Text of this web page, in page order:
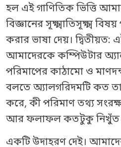
হল এই গাণিতিক ভিত্তি
বিজ্ঞানের সূক্ষ্মাতিসূক্ষ্ম বিষয়
করার ভাষা দেয়। দ্বিতীয়ত:
আমাদেরকে কম্পিউটার
পরিমাপের কাঠামো ও
বলতে অ্যালগরিদমটি কত
করে, কী পরিমাণ তথ্য
আর ফলাফল কতটুকু নিখুঁত
একটি উদাহরণ দেই।